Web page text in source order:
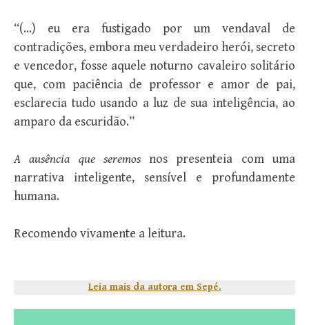
“(…) eu era fustigado por um vendaval de
contradições, embora meu verdadeiro herói, secreto
e vencedor, fosse aquele noturno cavaleiro solitário
que, com paciência de professor e amor de pai,
esclarecia tudo usando a luz de sua inteligência, ao
amparo da escuridão.”
A ausência que seremosnos presenteia com uma
narrativa inteligente, sensível e profundamente
humana.
Recomendo vivamente a leitura.
Leia mais da autora em Sepé.